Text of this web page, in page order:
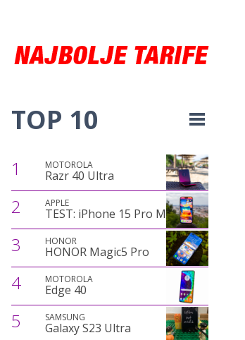
TOP 10
1 MOTOROLA
Razr 40 Ultra
2 APPLE
TEST: iPhone 15 Pro Max
3 HONOR
HONOR Magic5 Pro
4 MOTOROLA
Edge 40
5 SAMSUNG
Galaxy S23 Ultra